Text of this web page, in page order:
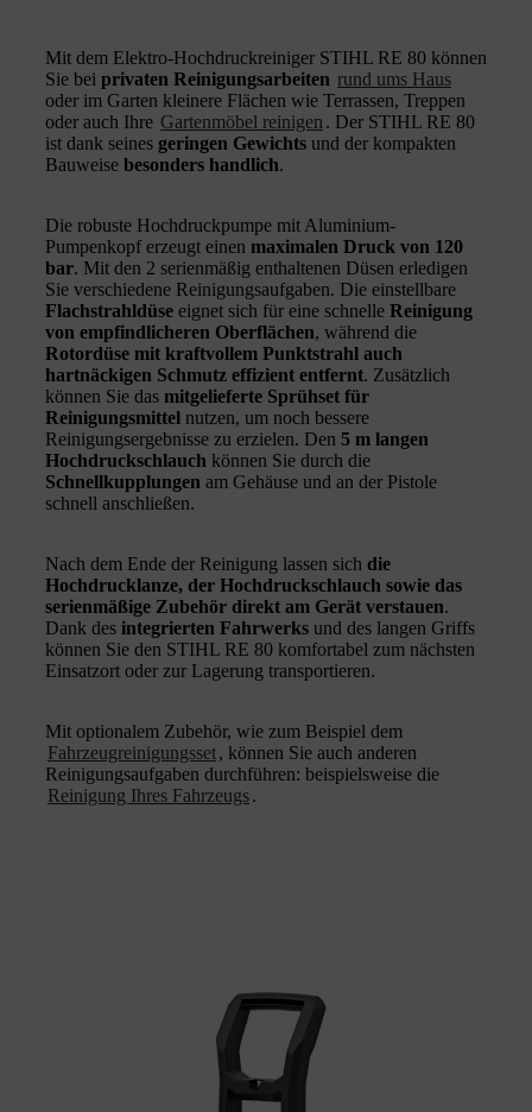
Mit dem Elektro-Hochdruckreiniger STIHL RE 80 können
Sie bei privaten Reinigungsarbeiten rund ums Haus
oder im Garten kleinere Flächen wie Terrassen, Treppen
oder auch Ihre Gartenmöbel reinigen . Der STIHL RE 80
ist dank seines geringen Gewichts und der kompakten
Bauweise besonders handlich.
Die robuste Hochdruckpumpe mit Aluminium-
Pumpenkopf erzeugt einen maximalen Druck von 120
bar. Mit den 2 serienmäßig enthaltenen Düsen erledigen
Sie verschiedene Reinigungsaufgaben. Die einstellbare
Flachstrahldüse eignet sich für eine schnelle Reinigung
von empfindlicheren Oberflächen, während die
Rotordüse mit kraftvollem Punktstrahl auch
hartnäckigen Schmutz effizient entfernt. Zusätzlich
können Sie das mitgelieferte Sprühset für
Reinigungsmittel nutzen, um noch bessere
Reinigungsergebnisse zu erzielen. Den 5 m langen
Hochdruckschlauch können Sie durch die
Schnellkupplungen am Gehäuse und an der Pistole
schnell anschließen.
Nach dem Ende der Reinigung lassen sich die
Hochdrucklanze, der Hochdruckschlauch sowie das
serienmäßige Zubehör direkt am Gerät verstauen.
Dank des integrierten Fahrwerks und des langen Griffs
können Sie den STIHL RE 80 komfortabel zum nächsten
Einsatzort oder zur Lagerung transportieren.
Mit optionalem Zubehör, wie zum Beispiel dem
Fahrzeugreinigungsset, können Sie auch anderen
Reinigungsaufgaben durchführen: beispielsweise die
Reinigung Ihres Fahrzeugs.